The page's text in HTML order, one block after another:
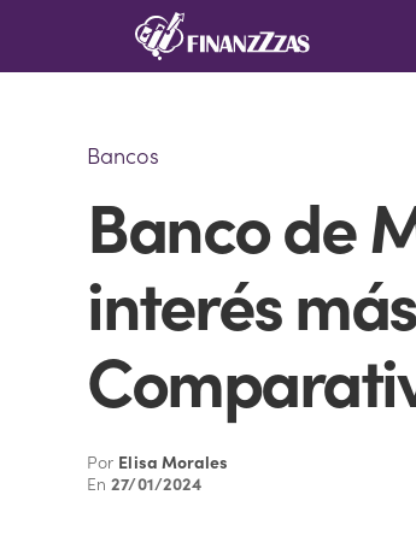
Bancos
Banco de
interés
Por Elisa Morales
En27/01/2024